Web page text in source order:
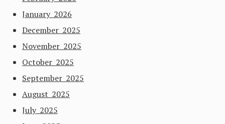
January 2026
December 2025
November 2025
October 2025
September 2025
August 2025
July 2025